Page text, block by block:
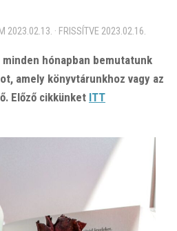
2023.02.13. · FRISSÍTVE 2023.02.16.
hónapban bemutatunk
amely könyvtárunkhoz vagy az
Előző cikkünket ITT